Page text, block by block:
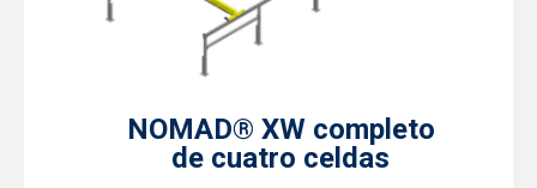
NOMAD® XW completo
de cuatro celdas